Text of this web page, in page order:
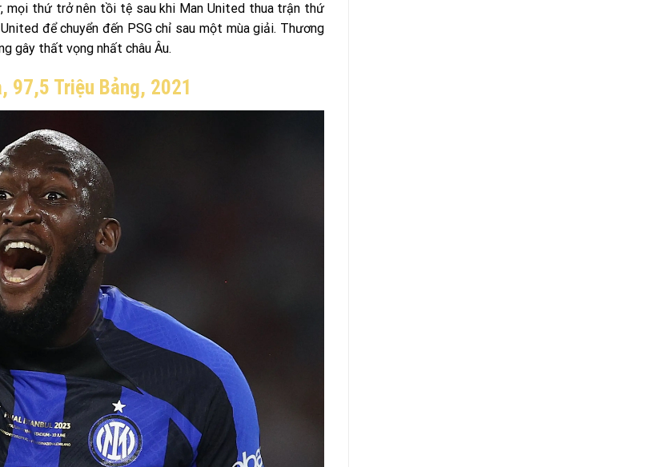
mọi thứ trở nên tồi tệ sau khi Man United thua trận thứ
để chuyển đến PSG chỉ sau một mùa giải. Thương
gây thất vọng nhất châu Âu.
97,5 Triệu Bảng, 2021